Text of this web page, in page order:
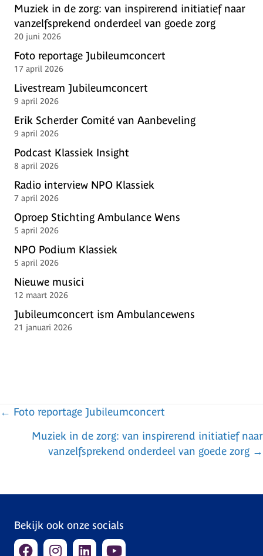
Muziek in de zorg: van inspirerend initiatief naar
vanzelfsprekend onderdeel van goede zorg
20 juni 2026
Foto reportage Jubileumconcert
17 april 2026
Livestream Jubileumconcert
9 april 2026
Erik Scherder Comité van Aanbeveling
9 april 2026
Podcast Klassiek Insight
8 april 2026
Radio interview NPO Klassiek
7 april 2026
Oproep Stichting Ambulance Wens
5 april 2026
NPO Podium Klassiek
5 april 2026
Nieuwe musici
12 maart 2026
Jubileumconcert ism Ambulancewens
21 januari 2026
← Foto reportage Jubileumconcert
Muziek in de zorg: van inspirerend initiatief naar
vanzelfsprekend onderdeel van goede zorg →
Bekijk ook onze socials